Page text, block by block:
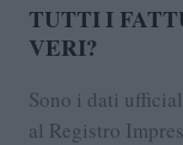
TUTTI I
VERI?
Sono i dati
al Registro